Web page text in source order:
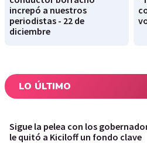
increpó a nuestros
periodistas - 22 de
diciembre
LO ÚLTIMO
Sigue la pelea con los
le quitó a Kiciloff un fondo clave